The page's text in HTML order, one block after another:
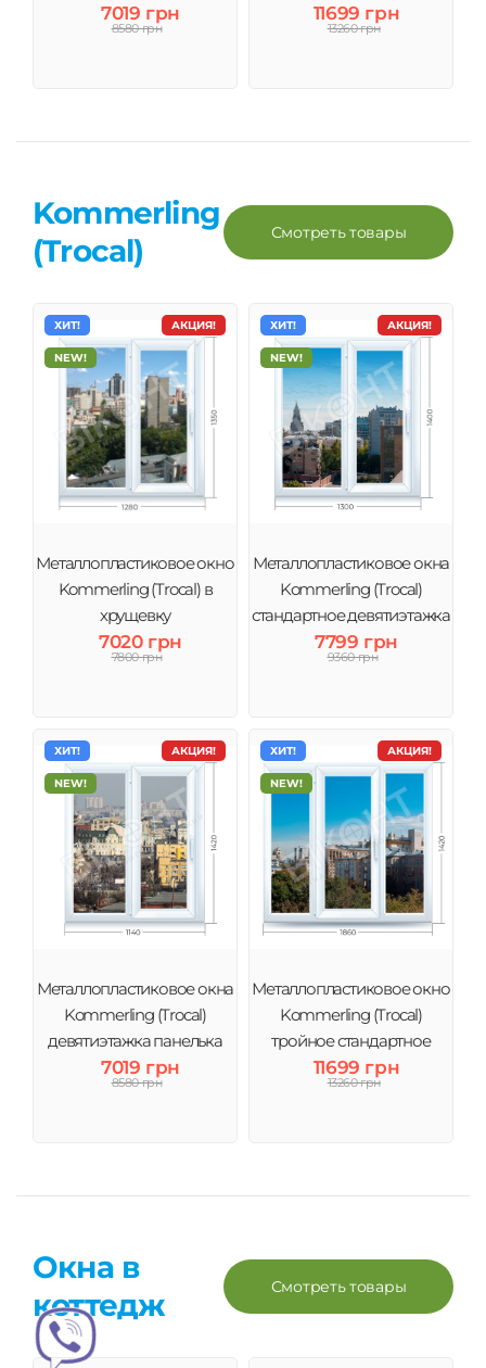
7019 грн
8580 грн
11699 грн
13260 грн
Kommerling
(Trocal)
Смотреть товары
АКЦИЯ!
ХИТ!
NEW!
Металлопластиковое окно
Kommerling (Trocal) в
хрущевку
7020 грн
7800 грн
АКЦИЯ!
ХИТ!
NEW!
Металлопластиковое окна
Kommerling (Trocal)
стандартное девятиэтажка
7799 грн
9360 грн
АКЦИЯ!
ХИТ!
NEW!
Металлопластиковое окна
Kommerling (Trocal)
девятиэтажка панелька
7019 грн
8580 грн
АКЦИЯ!
ХИТ!
NEW!
Металлопластиковое окно
Kommerling (Trocal)
тройное стандартное
11699 грн
13260 грн
Окна в
коттедж
Смотреть товары